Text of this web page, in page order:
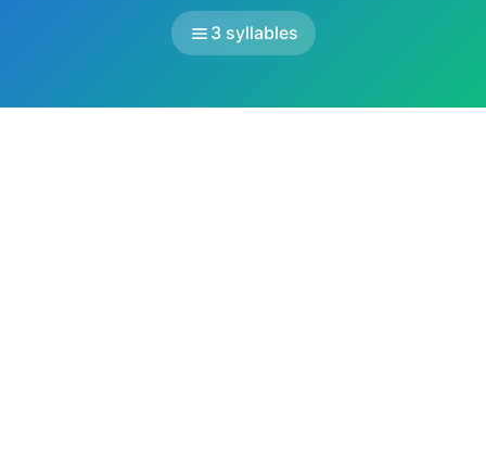
3 syllables